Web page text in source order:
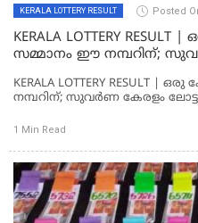
KERALA LOTTERY RESULT Posted
KERALA LOTTERY
സമ്മാനം ഈ നമ്പറിന്; സുവർണ കേരളം ലോട്ടറി ഫലം
RESULT
KERALA LOTTERY RESULT
നമ്പറിന്; സുവർണ കേരളം ലോട്ടറി ഫലം പ്രസിദ്ധീകരിച്ചു |
1 Min Read